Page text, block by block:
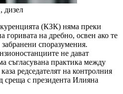
дизел
(КЗК) няма преки
горивата на дребно, освен ако те
споразумения.
не дават
съгласувана практика между
редседателят на контролния
среща с президента Илияна